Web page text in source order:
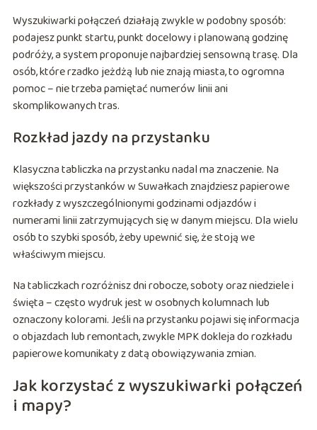
Wyszukiwarki połączeń działają zwykle w podobny sposób:
podajesz punkt startu, punkt docelowy i planowaną godzinę
podróży, a system proponuje najbardziej sensowną trasę. Dla
osób, które rzadko jeżdżą lub nie znają miasta, to ogromna
pomoc – nie trzeba pamiętać numerów linii ani
skomplikowanych tras.
Rozkład jazdy na przystanku
Klasyczna tabliczka na przystanku nadal ma znaczenie. Na
większości przystanków w Suwałkach znajdziesz papierowe
rozkłady z wyszczególnionymi godzinami odjazdów i
numerami linii zatrzymujących się w danym miejscu. Dla wielu
osób to szybki sposób, żeby upewnić się, że stoją we
właściwym miejscu.
Na tabliczkach rozróżnisz dni robocze, soboty oraz niedziele i
święta – często wydruk jest w osobnych kolumnach lub
oznaczony kolorami. Jeśli na przystanku pojawi się informacja
o objazdach lub remontach, zwykle MPK dokleja do rozkładu
papierowe komunikaty z datą obowiązywania zmian.
Jak korzystać z wyszukiwarki połączeń
i mapy?